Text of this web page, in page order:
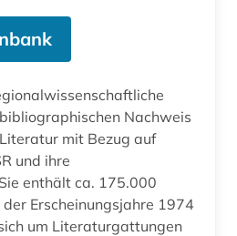
Nachweis
und ihre
enthält ca. 175.000
Erscheinungsjahre 1974
um Literaturgattungen